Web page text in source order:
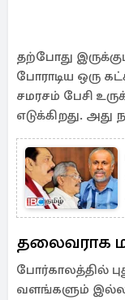
தற்போது
போராடிய ஒரு
சமரசம் பேசி
எடுக்கிறது. அது
தலைவராக
போர்காலத்தில்
வளங்களும்